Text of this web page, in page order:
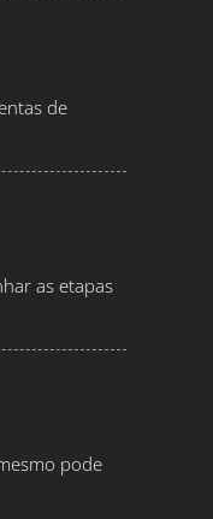
de
as etapas
pode